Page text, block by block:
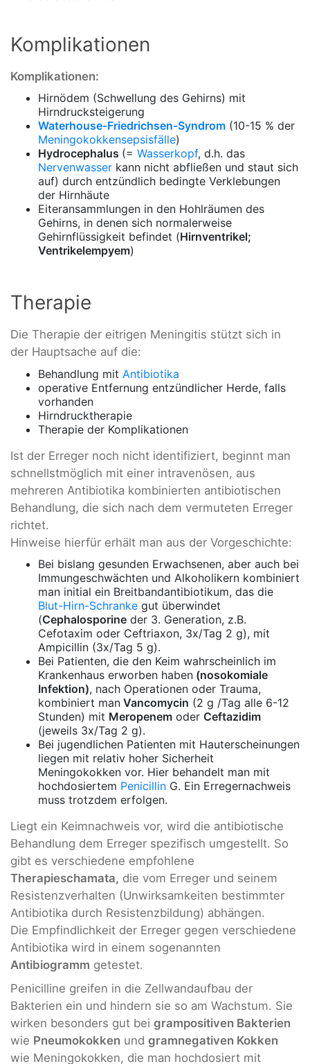
Komplikationen
Komplikationen:
Hirnödem (Schwellung des Gehirns) mit
Hirndrucksteigerung
Waterhouse-Friedrichsen-Syndrom (10-15 % der
Meningokokkensepsisfälle)
Hydrocephalus (= Wasserkopf, d.h. das
Nervenwasser kann nicht abfließen und staut sich
auf) durch entzündlich bedingte Verklebungen
der Hirnhäute
Eiteransammlungen in den Hohlräumen des
Gehirns, in denen sich normalerweise
Gehirnflüssigkeit befindet (Hirnventrikel;
Ventrikelempyem)
Therapie
Die Therapie der eitrigen Meningitis stützt sich in
der Hauptsache auf die:
Behandlung mit Antibiotika
operative Entfernung entzündlicher Herde, falls
vorhanden
Hirndrucktherapie
Therapie der Komplikationen
Ist der Erreger noch nicht identifiziert, beginnt man
schnellstmöglich mit einer intravenösen, aus
mehreren Antibiotika kombinierten antibiotischen
Behandlung, die sich nach dem vermuteten Erreger
richtet.
Hinweise hierfür erhält man aus der Vorgeschichte:
Bei bislang gesunden Erwachsenen, aber auch bei
Immungeschwächten und Alkoholikern kombiniert
man initial ein Breitbandantibiotikum, das die
Blut-Hirn-Schranke gut überwindet
(Cephalosporine der 3. Generation, z.B.
Cefotaxim oder Ceftriaxon, 3x/Tag 2 g), mit
Ampicillin (3x/Tag 5 g).
Bei Patienten, die den Keim wahrscheinlich im
Krankenhaus erworben haben (nosokomiale
Infektion), nach Operationen oder Trauma,
kombiniert man Vancomycin (2 g /Tag alle 6-12
Stunden) mit Meropenem oder Ceftazidim
(jeweils 3x/Tag 2 g).
Bei jugendlichen Patienten mit Hauterscheinungen
liegen mit relativ hoher Sicherheit
Meningokokken vor. Hier behandelt man mit
hochdosiertem Penicillin G. Ein Erregernachweis
muss trotzdem erfolgen.
Liegt ein Keimnachweis vor, wird die antibiotische
Behandlung dem Erreger spezifisch umgestellt. So
gibt es verschiedene empfohlene
Therapieschamata, die vom Erreger und seinem
Resistenzverhalten (Unwirksamkeiten bestimmter
Antibiotika durch Resistenzbildung) abhängen.
Die Empfindlichkeit der Erreger gegen verschiedene
Antibiotika wird in einem sogenannten
Antibiogramm getestet.
Penicilline greifen in die Zellwandaufbau der
Bakterien ein und hindern sie so am Wachstum. Sie
wirken besonders gut bei grampositiven Bakterien
wie Pneumokokken und gramnegativen Kokken
wie Meningokokken, die man hochdosiert mit